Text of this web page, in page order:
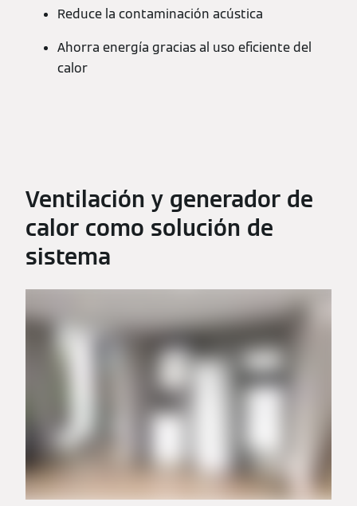
Reduce la contaminación acústica
Ahorra energía gracias al uso eficiente del
calor
Ventilación y generador de
calor como solución de
sistema